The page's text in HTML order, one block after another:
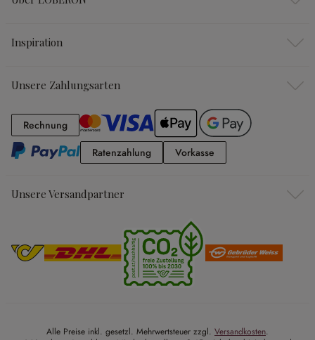
Inspiration
Unsere Zahlungsarten
RechnungRechnung
RatenzahlungRatenzahlung
Vorkasse
Unsere Versandpartner
Alle Preise inkl. gesetzl. Mehrwertsteuer zzgl. Versandkosten.